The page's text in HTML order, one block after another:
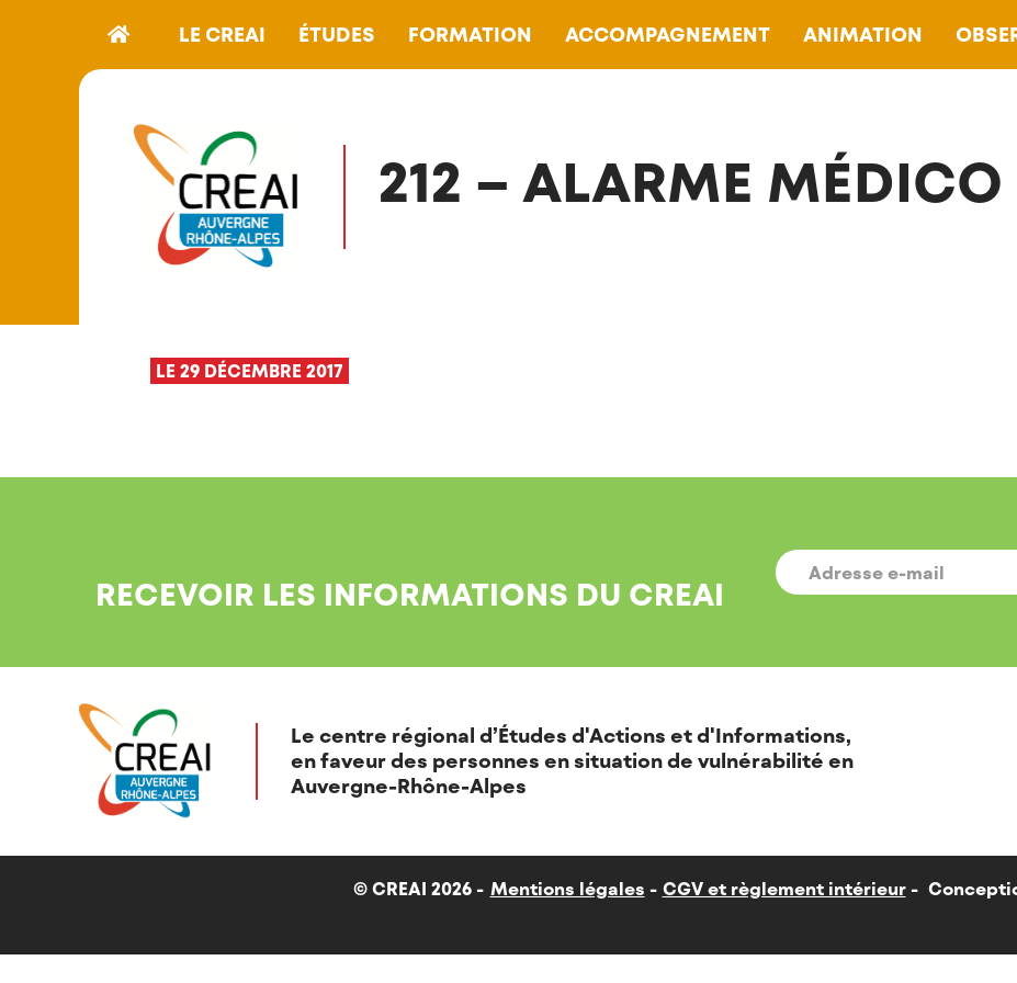
LE CREAI ÉTUDES FORMATION ACCOMPAGNEMENT ANIMATION
212 – ALARME
LE 29 DÉCEMBRE 2017
RECEVOIR LES INFORMATIONS DU CREAI
E-
MAIL *
Le centre régional d’Études d'Actions et d'Informations,
en faveur des personnes en situation de vulnérabilité en
Auvergne-Rhône-Alpes
© CREAI 2026 - Mentions légales CGV et règlement intérieur